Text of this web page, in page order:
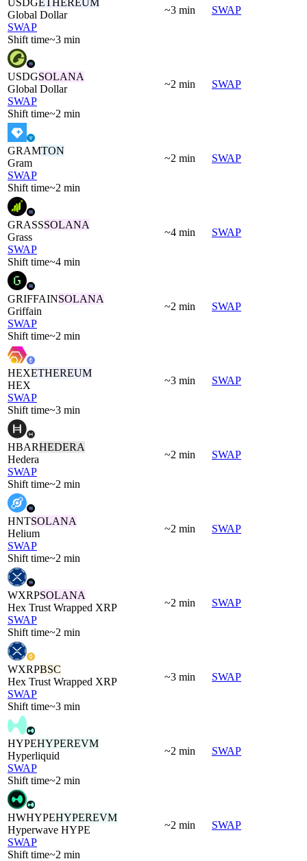
Global Dollar
SWAP
Shift time~3 min
~3 min SWAP
USDGSOLANA
Global Dollar
SWAP
Shift time~2 min
~2 min SWAP
GRAMTON
Gram
SWAP
Shift time~2 min
~2 min SWAP
GRASSSOLANA
Grass
SWAP
Shift time~4 min
~4 min SWAP
GRIFFAINSOLANA
Griffain
SWAP
Shift time~2 min
~2 min SWAP
HEXETHEREUM
HEX
SWAP
Shift time~3 min
~3 min SWAP
HBARHEDERA
Hedera
SWAP
Shift time~2 min
~2 min SWAP
HNTSOLANA
Helium
SWAP
Shift time~2 min
~2 min SWAP
WXRPSOLANA
Hex Trust Wrapped XRP
SWAP
Shift time~2 min
~2 min SWAP
WXRPBSC
Hex Trust Wrapped XRP
SWAP
Shift time~3 min
~3 min SWAP
HYPEHYPEREVM
Hyperliquid
SWAP
Shift time~2 min
~2 min SWAP
HWHYPEHYPEREVM
Hyperwave HYPE
SWAP
Shift time~2 min
~2 min SWAP